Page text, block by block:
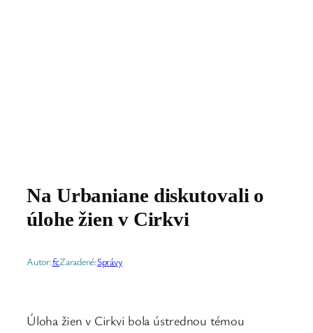
Na Urbaniane diskutovali o
úlohe žien v Cirkvi
Autor:fcZaradené:Správy
Úloha žien v Cirkvi bola ústrednou témou